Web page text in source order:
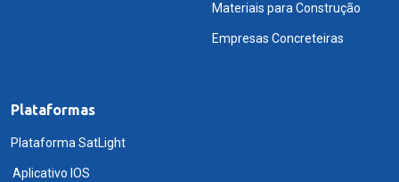
Materiais para Construção
Empresas Concreteiras
Plataformas
Plataforma SatLight
Aplicativo IOS